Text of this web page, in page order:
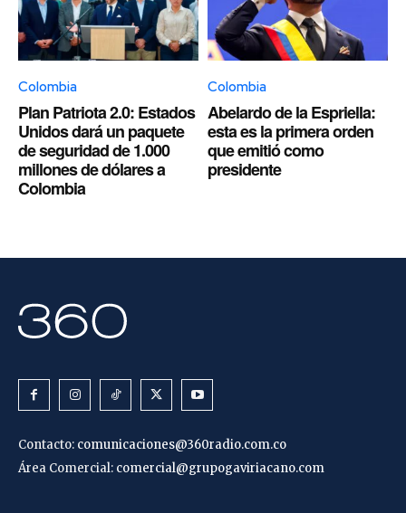
Colombia
Plan Patriota 2.0: Estados
Unidos dará un paquete
de seguridad de 1.000
millones de dólares a
Colombia
Colombia
Abelardo de la Espriella:
esta es la primera orden
que emitió como
presidente
Contacto: comunicaciones@360radio.com.co
Área Comercial: comercial@grupogaviriacano.com